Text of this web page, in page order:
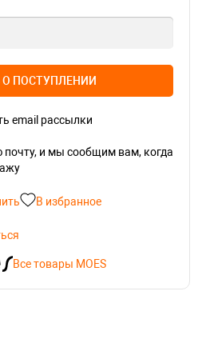
О ПОСТУПЛЕНИИ
email рассылки
почту, и мы сообщим вам, когда
В избранное
Все товары MOES